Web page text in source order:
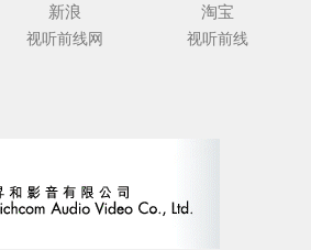
新浪
视听前线网
淘宝
视听前线